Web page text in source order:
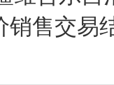
销售交易